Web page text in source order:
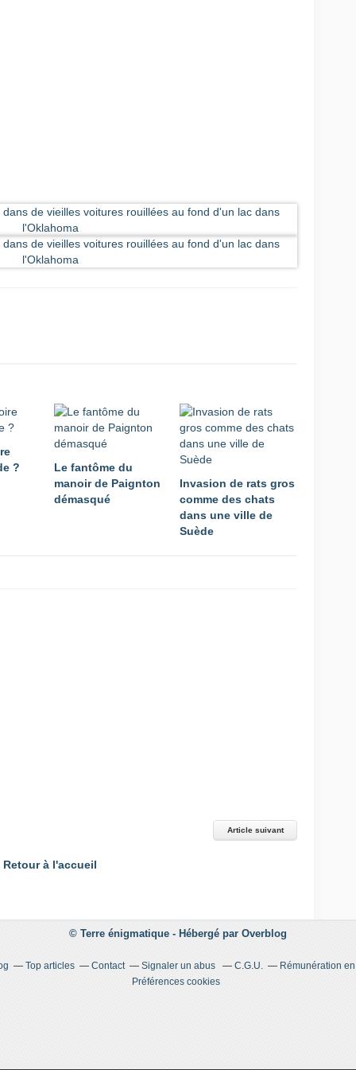
?
Le fantôme du
manoir de Paignton
démasqué
Invasion de rats gros
comme des chats
dans une ville de
Suède
Article suivant
Retour à l'accueil
© Terre énigmatique - Hébergé par Overblog
Top articles Contact Signaler un abus C.G.U.
Rémunération
Préférences cookies